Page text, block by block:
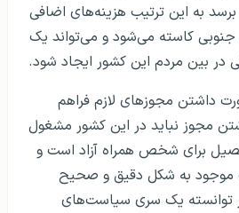
به این ترتیب هزینه‌های اضافی
جنوبی کاسته می‌شود و می‌تواند یک
در بین مردم این کشور ایجاد شود.
داشتن مجوزهای لازم فراهم
مجوز نباید در این کشور مشغول
برای شخص همراه آزاد است و
موجود به شکل دقیق و صحیح
توانسته یک سری سیاست‌های